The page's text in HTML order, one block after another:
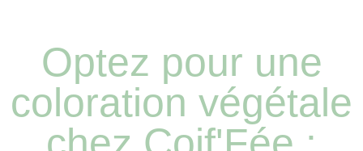
Optez pour une
coloration végétale